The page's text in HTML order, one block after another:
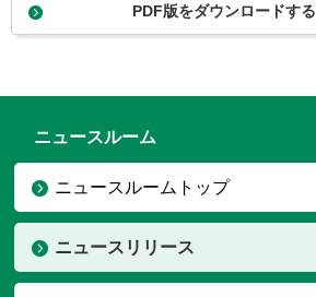
PDF版をダウンロードする
ニュースルーム
ニュースルームトップ
ニュースリリース